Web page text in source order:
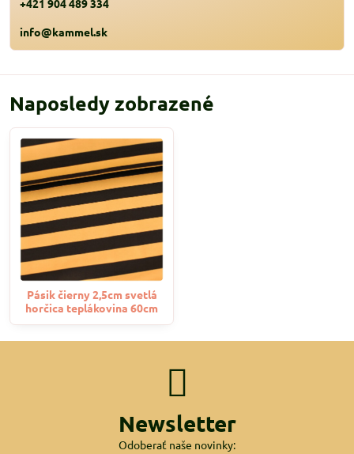
+421 904 489 334
info@kammel.sk
Naposledy zobrazené
Pásik čierny 2,5cm svetlá
horčica teplákovina 60cm
Newsletter
Odoberať naše novinky: